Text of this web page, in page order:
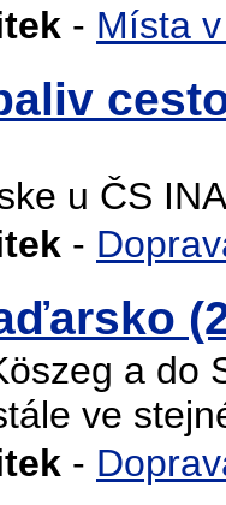
- Místa
u ČS
-
a do
ve
-